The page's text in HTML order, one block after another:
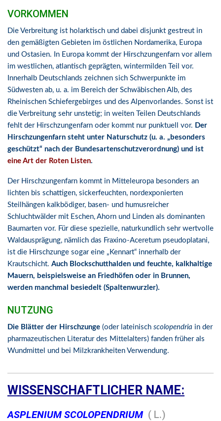
VORKOMMEN
Die Verbreitung ist holarktisch und dabei disjunkt gestreut in
den gemäßigten Gebieten im östlichen Nordamerika, Europa
und Ostasien. In Europa kommt der Hirschzungenfarn vor allem
im westlichen, atlantisch geprägten, wintermilden Teil vor.
Innerhalb Deutschlands zeichnen sich Schwerpunkte im
Südwesten ab, u. a. im Bereich der Schwäbischen Alb, des
Rheinischen Schiefergebirges und des Alpenvorlandes. Sonst ist
die Verbreitung sehr unstetig; in weiten Teilen Deutschlands
fehlt der Hirschzungenfarn oder kommt nur punktuell vor. Der
Hirschzungenfarn steht unter Naturschutz (u. a. „besonders
geschützt“ nach der Bundesartenschutzverordnung) und ist
eine Art der Roten Listen.
Der Hirschzungenfarn kommt in Mitteleuropa besonders an
lichten bis schattigen, sickerfeuchten, nordexponierten
Steilhängen kalkbödiger, basen- und humusreicher
Schluchtwälder mit Eschen, Ahorn und Linden als dominanten
Baumarten vor. Für diese spezielle, naturkundlich sehr wertvolle
Waldausprägung, nämlich das Fraxino-Aceretum pseudoplatani,
ist die Hirschzunge sogar eine „Kennart“ innerhalb der
Krautschicht. Auch Blockschutthalden und feuchte, kalkhaltige
Mauern, beispielsweise an Friedhöfen oder in Brunnen,
werden manchmal besiedelt (Spaltenwurzler).
NUTZUNG
Die Blätter der Hirschzunge (oder lateinisch scolopendria in der
pharmazeutischen Literatur des Mittelalters) fanden früher als
Wundmittel und bei Milzkrankheiten Verwendung.
WISSENSCHAFTLICHER NAME:
ASPLENIUM SCOLOPENDRIUM ( L.)